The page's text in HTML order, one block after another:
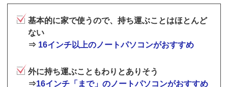
基本的に家で使うので、持ち運ぶことはほとんど
ない
⇒ 16インチ以上のノートパソコンがおすすめ
外に持ち運ぶこともわりとありそう
⇒16インチ「まで」のノートパソコンがおすすめ